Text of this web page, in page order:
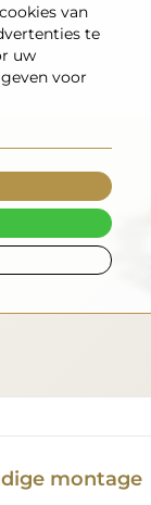
montage
van
te
uw
voor